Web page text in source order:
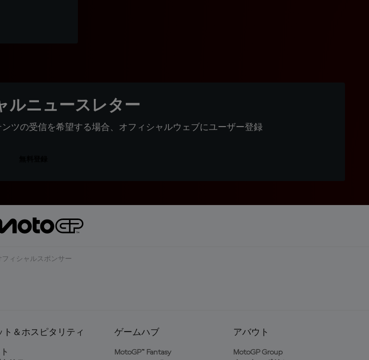
ルニュースレター
ツの受信を希望する場合、オフィシャルウェブにユーザー登録
フィシャルスポンサー
ト＆ホスピタリティ ゲームハブ
MotoGP™ Fantasy
アバウト
MotoGP Group